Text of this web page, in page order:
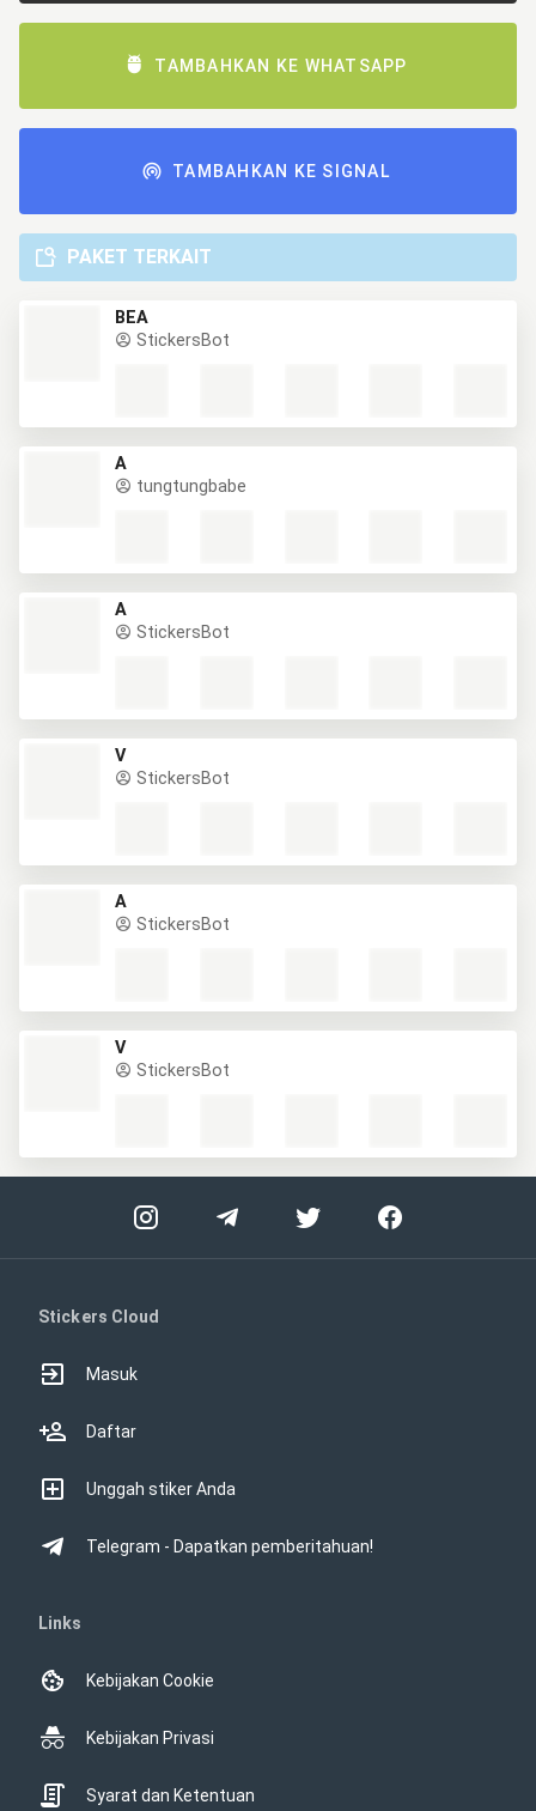
TAMBAHKAN KE WHATSAPP
TAMBAHKAN KE SIGNAL
PAKET TERKAIT
BEA
StickersBot
A
tungtungbabe
A
StickersBot
V
StickersBot
A
StickersBot
V
StickersBot
Stickers Cloud
Masuk
Daftar
Unggah stiker Anda
Telegram - Dapatkan pemberitahuan!
Links
Kebijakan Cookie
Kebijakan Privasi
Syarat dan Ketentuan